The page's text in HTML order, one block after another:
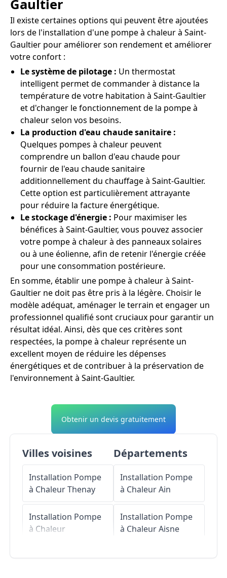
Gaultier
Il existe certaines options qui peuvent être ajoutées
lors de l'installation d'une pompe à chaleur à Saint-
Gaultier pour améliorer son rendement et améliorer
votre confort :
Le système de pilotage : Un thermostat
intelligent permet de commander à distance la
température de votre habitation à Saint-Gaultier
et d'changer le fonctionnement de la pompe à
chaleur selon vos besoins.
La production d'eau chaude sanitaire :
Quelques pompes à chaleur peuvent
comprendre un ballon d'eau chaude pour
fournir de l'eau chaude sanitaire
additionnellement du chauffage à Saint-Gaultier.
Cette option est particulièrement attrayante
pour réduire la facture énergétique.
Le stockage d'énergie : Pour maximiser les
bénéfices à Saint-Gaultier, vous pouvez associer
votre pompe à chaleur à des panneaux solaires
ou à une éolienne, afin de retenir l'énergie créée
pour une consommation postérieure.
En somme, établir une pompe à chaleur à Saint-
Gaultier ne doit pas être pris à la légère. Choisir le
modèle adéquat, aménager le terrain et engager un
professionnel qualifié sont cruciaux pour garantir un
résultat idéal. Ainsi, dès que ces critères sont
respectées, la pompe à chaleur représente un
excellent moyen de réduire les dépenses
énergétiques et de contribuer à la préservation de
l'environnement à Saint-Gaultier.
Obtenir un devis gratuitement
Villes voisines
Installation Pompe
à ChaleurThenay
Installation Pompe
à Chaleur
Départements
Installation Pompe
à ChaleurAin
Installation Pompe
à ChaleurAisne
Installation Pompe